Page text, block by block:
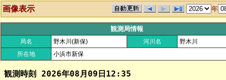
画像表示 年
観測局情報
局名 野木川(新保) 河川名
野木川
所在地
小浜市新保
観測時刻 2026年08月09日12:35